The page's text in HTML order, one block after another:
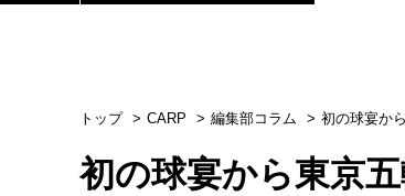
トップ CARP 編集部コラム 初の球宴か
初の球宴から東京